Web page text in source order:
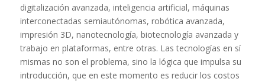
digitalización avanzada, inteligencia artificial, máquinas
interconectadas semiautónomas, robótica avanzada,
impresión 3D, nanotecnología, biotecnología avanzada y
trabajo en plataformas, entre otras. Las tecnologías en sí
mismas no son el problema, sino la lógica que impulsa su
introducción, que en este momento es reducir los costos